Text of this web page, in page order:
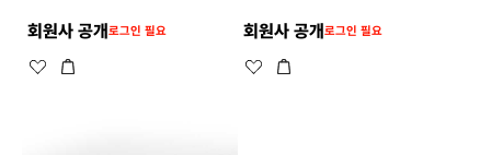
회원사 공개 로그인 필요 회원사 공개 로그인 필요